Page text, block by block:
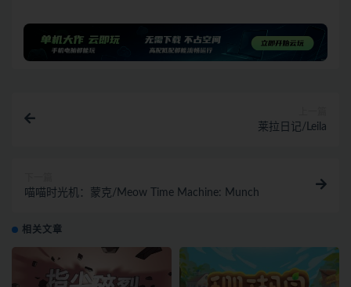
莱拉日记/Leila
喵喵时光机：蒙克/Meow Time Machine: Munch
相关文章